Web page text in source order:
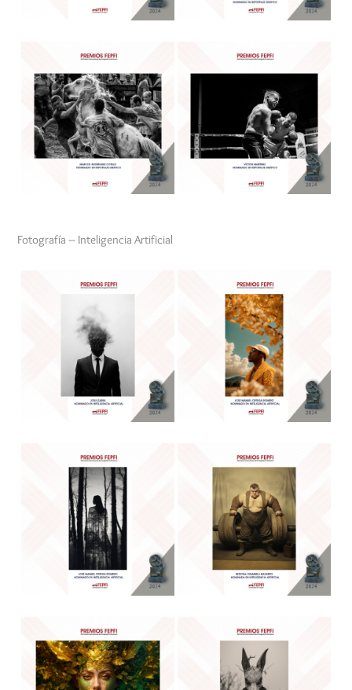
Fotografía – Inteligencia Artificial